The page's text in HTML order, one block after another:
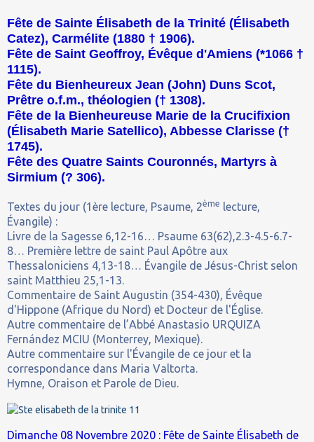
Fête de Sainte Élisabeth de la Trinité (Élisabeth
Catez), Carmélite (1880 † 1906).
Fête de Saint Geoffroy, Évêque d'Amiens (*1066 †
1115).
Fête du Bienheureux Jean (John) Duns Scot,
Prêtre o.f.m., théologien († 1308).
Fête de la Bienheureuse Marie de la Crucifixion
(Élisabeth Marie Satellico), Abbesse Clarisse (†
1745).
Fête des Quatre Saints Couronnés, Martyrs à
Sirmium (? 306).
Textes du jour (1ère lecture, Psaume, 2ème lecture,
Évangile) :
Livre de la Sagesse 6,12-16… Psaume 63(62),2.3-4.5-6.7-
8… Première lettre de saint Paul Apôtre aux
Thessaloniciens 4,13-18… Évangile de Jésus-Christ selon
saint Matthieu 25,1-13.
Commentaire de Saint Augustin (354-430), Évêque
d'Hippone (Afrique du Nord) et Docteur de l'Église.
Autre commentaire de l’Abbé Anastasio URQUIZA
Fernández MCIU (Monterrey, Mexique).
Autre commentaire sur l'Évangile de ce jour et la
correspondance dans Maria Valtorta.
Hymne, Oraison et Parole de Dieu.
Dimanche 08 Novembre 2020 : Fête de Sainte Élisabeth de